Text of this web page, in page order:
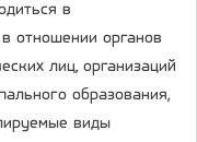
в
отношении органов
лиц, организаций
образования,
виды